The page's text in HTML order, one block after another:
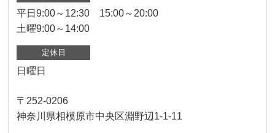
平日9:00～12:30 15:00～20:00
土曜9:00～14:00
定休日
日曜日
〒252-0206
神奈川県相模原市中央区淵野辺1-1-11